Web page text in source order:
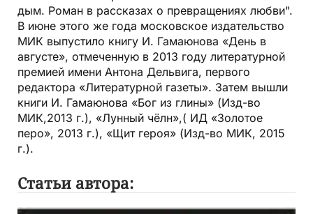
дым. Роман в рассказах о превращениях любви".
В июне этого же года московское издательство
МИК выпустило книгу И. Гамаюнова «День в
августе», отмеченную в 2013 году литературной
премией имени Антона Дельвига, первого
редактора «Литературной газеты». Затем вышли
книги И. Гамаюнова «Бог из глины» (Изд-во
МИК,2013 г.), «Лунный чёлн»,( ИД «Золотое
перо», 2013 г.), «Щит героя» (Изд-во МИК, 2015
г.).
Статьи автора: